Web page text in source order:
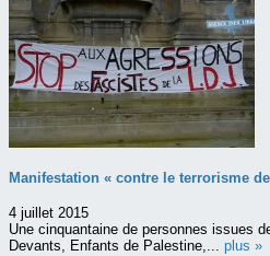
Manifestation « contre le terrorisme
4 juillet 2015
Une cinquantaine de personnes issues
Devants, Enfants de Palestine,... plus »